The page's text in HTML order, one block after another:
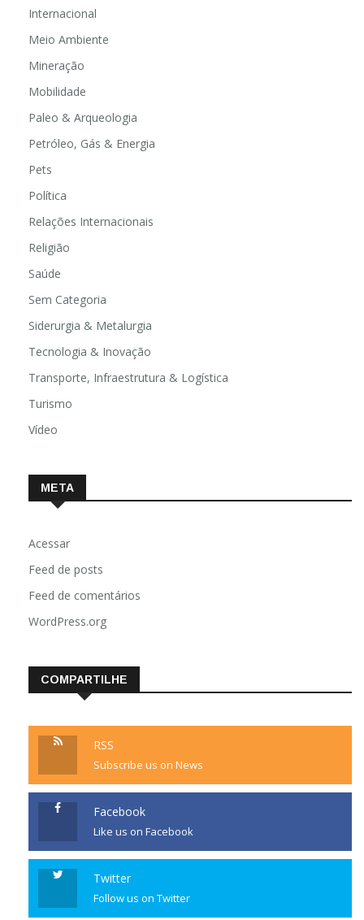
Internacional
Meio Ambiente
Mineração
Mobilidade
Paleo & Arqueologia
Petróleo, Gás & Energia
Pets
Política
Relações Internacionais
Religião
Saúde
Sem Categoria
Siderurgia & Metalurgia
Tecnologia & Inovação
Transporte, Infraestrutura & Logística
Turismo
Vídeo
META
Acessar
Feed de posts
Feed de comentários
WordPress.org
COMPARTILHE
RSS
Subscribe us on News
Facebook
Like us on Facebook
Twitter
Follow us on Twitter